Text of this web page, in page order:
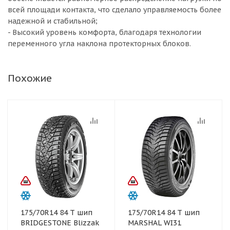
всей площади контакта, что сделало управляемость более
надежной и стабильной;
- Высокий уровень комфорта, благодаря технологии
переменного угла наклона протекторных блоков.
Похожие
175/70R14 84 T шип
BRIDGESTONE Blizzak
175/70R14 84 T шип
MARSHAL WI31